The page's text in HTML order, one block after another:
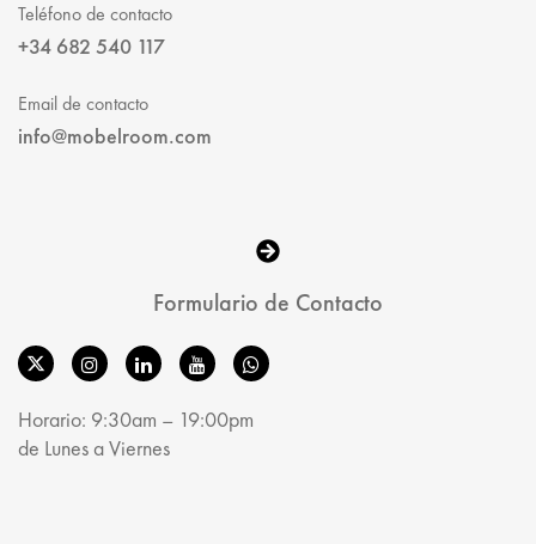
Teléfono de contacto
+34 682 540 117
Email de contacto
info@mobelroom.com
Formulario de Contacto
Horario: 9:30am – 19:00pm
de Lunes a Viernes